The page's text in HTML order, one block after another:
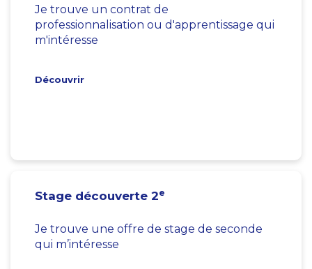
Je trouve un contrat de
professionnalisation ou d'apprentissage qui
m'intéresse
Découvrir
Stage découverte 2e
Je trouve une offre de stage de seconde
qui m’intéresse